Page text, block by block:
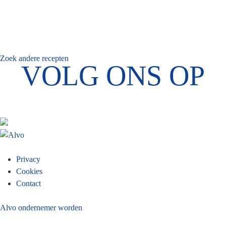
Zoek andere recepten
VOLG ONS OP
Footer
menu
Privacy
Cookies
Contact
Alvo ondernemer worden